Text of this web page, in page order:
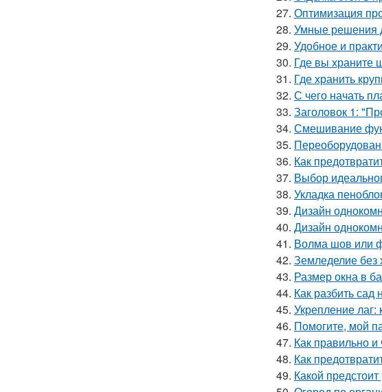
27. Оптимизация
28. Умные решения
29. Удобное и
30. Где вы храните
31. Где хранить
32. С чего начать
33. Заголовок 1:
34. Смешивание
35.
36. Как
37. Выбор
38. Укладка
39. Дизайн
40. Дизайн
41. Волма шов или
42. Земледелие без
43. Размер окна в
44. Как разбить
45. Укрепление
46. Помогите, мой
47. Как правильно и
48. Как
49. Какой